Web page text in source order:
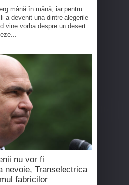
mână în mână, iar pentru
a devenit una dintre alegerile
vine vorba despre un desert
nu vor fi
nevoie, Transelectrica
fabricilor